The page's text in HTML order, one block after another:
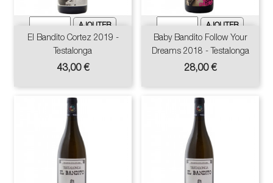
El Bandito Cortez 2019 -
Testalonga
Prix
43,00 €
Baby Bandito Follow Your
Dreams 2018 - Testalonga
Prix
28,00 €